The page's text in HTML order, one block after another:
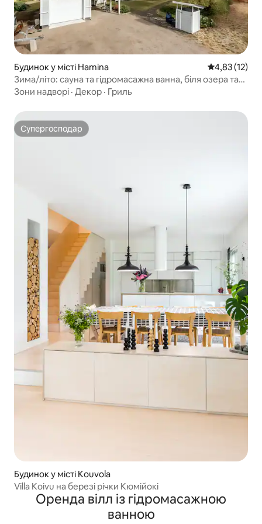
Будинок у місті Hamina Середня
4,83 (12)
Зима/літо: сауна та гідромасажна ванна, біля озера та
лісу
Зони надворі · Декор · Гриль
Супергосподар
Супергосподар
Будинок у місті Kouvola
Villa Koivu на березі річки Кюмійокі
Оренда вілл із гідромасажною
ванною